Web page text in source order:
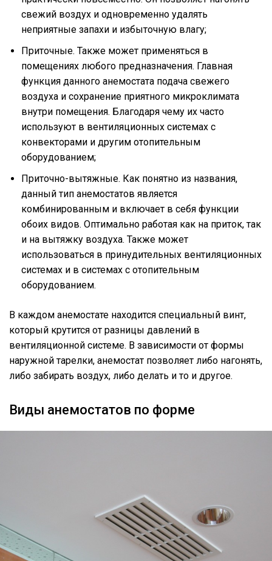
свежий воздух и одновременно удалять
неприятные запахи и избыточную влагу;
Приточные. Также может применяться в
помещениях любого предназначения. Главная
функция данного анемостата подача свежего
воздуха и сохранение приятного микроклимата
внутри помещения. Благодаря чему их часто
используют в вентиляционных системах с
конвекторами и другим отопительным
оборудованием;
Приточно-вытяжные. Как понятно из названия,
данный тип анемостатов является
комбинированным и включает в себя функции
обоих видов. Оптимально работая как на приток, так
и на вытяжку воздуха. Также может
использоваться в принудительных вентиляционных
системах и в системах с отопительным
оборудованием.
В каждом анемостате находится специальный винт,
который крутится от разницы давлений в
вентиляционной системе. В зависимости от формы
наружной тарелки, анемостат позволяет либо нагонять,
либо забирать воздух, либо делать и то и другое.
Виды анемостатов по форме